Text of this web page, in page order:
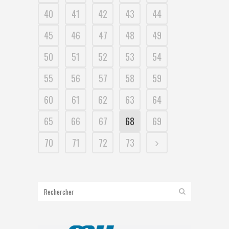
40
41 42 43
44
45
46 47 48
49
50
51 52 53
54
55
56 57 58
59
60
61 62 63
64
65
66 67 68
69
70
71 72 73